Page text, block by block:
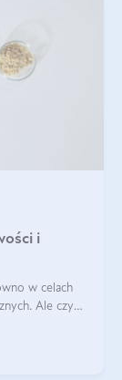
i
w celach
Ale czy